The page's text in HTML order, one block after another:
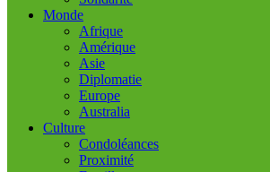
Monde
Afrique
Amérique
Asie
Diplomatie
Europe
Australia
Culture
Condoléances
Proximité